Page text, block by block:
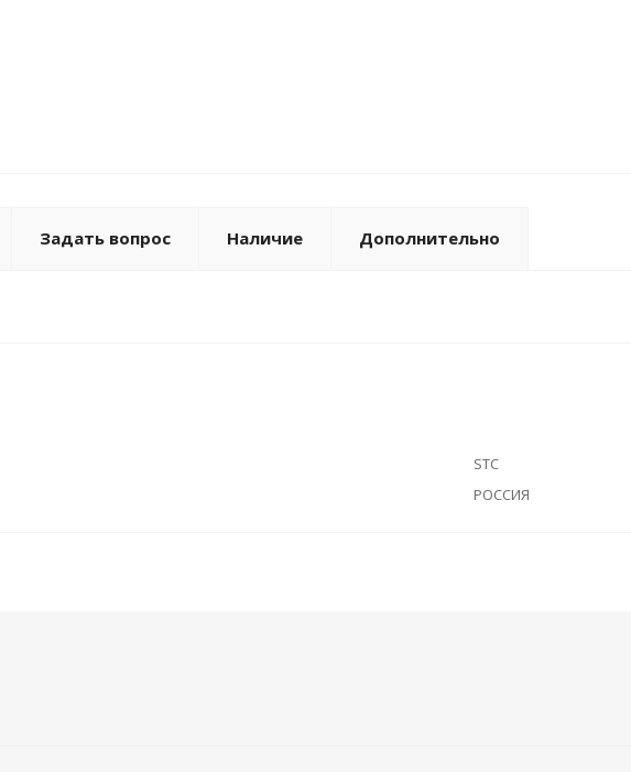
Задать вопрос Наличие Дополнительно
STC
РОССИЯ